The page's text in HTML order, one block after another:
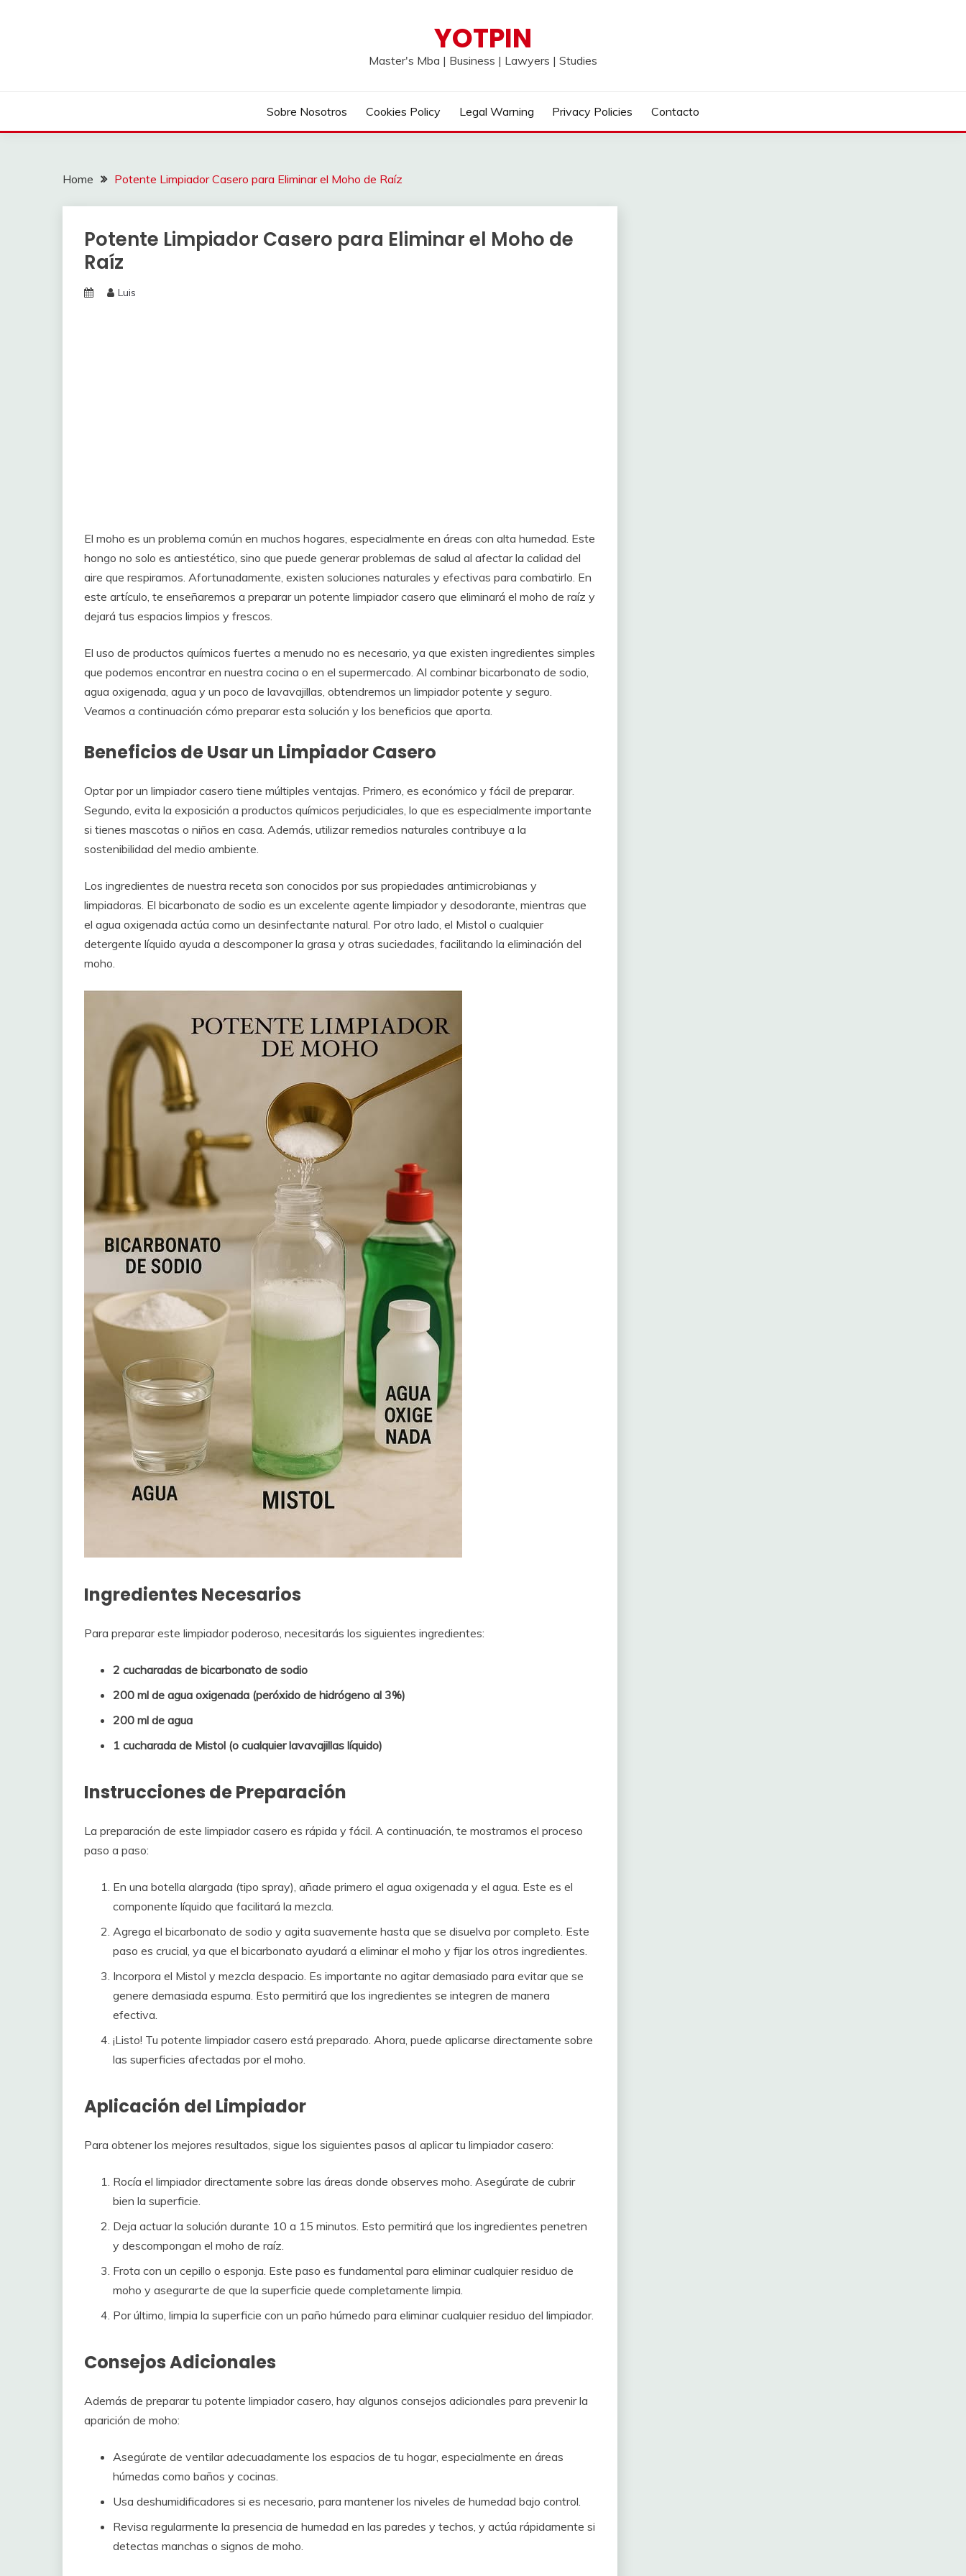
YOTPIN
Master's Mba | Business | Lawyers | Studies
Sobre Nosotros Cookies Policy Legal Warning Privacy Policies Contacto
Home Potente Limpiador Casero para Eliminar el Moho de Raíz
Potente Limpiador Casero para Eliminar el Moho de
Raíz
Luis
El moho es un problema común en muchos hogares, especialmente en áreas con alta humedad. Este
hongo no solo es antiestético, sino que puede generar problemas de salud al afectar la calidad del
aire que respiramos. Afortunadamente, existen soluciones naturales y efectivas para combatirlo. En
este artículo, te enseñaremos a preparar un potente limpiador casero que eliminará el moho de raíz y
dejará tus espacios limpios y frescos.
El uso de productos químicos fuertes a menudo no es necesario, ya que existen ingredientes simples
que podemos encontrar en nuestra cocina o en el supermercado. Al combinar bicarbonato de sodio,
agua oxigenada, agua y un poco de lavavajillas, obtendremos un limpiador potente y seguro.
Veamos a continuación cómo preparar esta solución y los beneficios que aporta.
Beneficios de Usar un Limpiador Casero
Optar por un limpiador casero tiene múltiples ventajas. Primero, es económico y fácil de preparar.
Segundo, evita la exposición a productos químicos perjudiciales, lo que es especialmente importante
si tienes mascotas o niños en casa. Además, utilizar remedios naturales contribuye a la
sostenibilidad del medio ambiente.
Los ingredientes de nuestra receta son conocidos por sus propiedades antimicrobianas y
limpiadoras. El bicarbonato de sodio es un excelente agente limpiador y desodorante, mientras que
el agua oxigenada actúa como un desinfectante natural. Por otro lado, el Mistol o cualquier
detergente líquido ayuda a descomponer la grasa y otras suciedades, facilitando la eliminación del
moho.
Ingredientes Necesarios
Para preparar este limpiador poderoso, necesitarás los siguientes ingredientes:
2 cucharadas de bicarbonato de sodio
200 ml de agua oxigenada (peróxido de hidrógeno al 3%)
200 ml de agua
1 cucharada de Mistol (o cualquier lavavajillas líquido)
Instrucciones de Preparación
La preparación de este limpiador casero es rápida y fácil. A continuación, te mostramos el proceso
paso a paso:
En una botella alargada (tipo spray), añade primero el agua oxigenada y el agua. Este es el
componente líquido que facilitará la mezcla.
Agrega el bicarbonato de sodio y agita suavemente hasta que se disuelva por completo. Este
paso es crucial, ya que el bicarbonato ayudará a eliminar el moho y fijar los otros ingredientes.
Incorpora el Mistol y mezcla despacio. Es importante no agitar demasiado para evitar que se
genere demasiada espuma. Esto permitirá que los ingredientes se integren de manera
efectiva.
¡Listo! Tu potente limpiador casero está preparado. Ahora, puede aplicarse directamente sobre
las superficies afectadas por el moho.
Aplicación del Limpiador
Para obtener los mejores resultados, sigue los siguientes pasos al aplicar tu limpiador casero:
Rocía el limpiador directamente sobre las áreas donde observes moho. Asegúrate de cubrir
bien la superficie.
Deja actuar la solución durante 10 a 15 minutos. Esto permitirá que los ingredientes penetren
y descompongan el moho de raíz.
Frota con un cepillo o esponja. Este paso es fundamental para eliminar cualquier residuo de
moho y asegurarte de que la superficie quede completamente limpia.
Por último, limpia la superficie con un paño húmedo para eliminar cualquier residuo del limpiador.
Consejos Adicionales
Además de preparar tu potente limpiador casero, hay algunos consejos adicionales para prevenir la
aparición de moho:
Asegúrate de ventilar adecuadamente los espacios de tu hogar, especialmente en áreas
húmedas como baños y cocinas.
Usa deshumidificadores si es necesario, para mantener los niveles de humedad bajo control.
Revisa regularmente la presencia de humedad en las paredes y techos, y actúa rápidamente si
detectas manchas o signos de moho.